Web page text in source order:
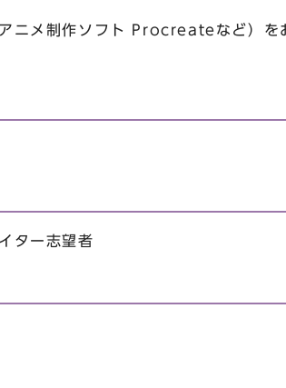
ニメ制作ソフト Procreateなど）を
ター志望者